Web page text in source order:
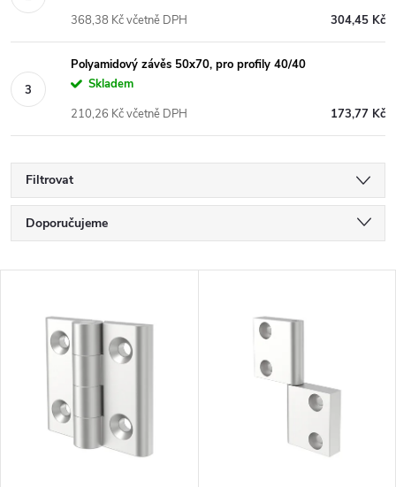
304,45 Kč
368,38 Kč včetně DPH
Polyamidový závěs 50x70, pro profily 40/40
Skladem
173,77 Kč
210,26 Kč včetně DPH
Filtrovat
Ř
a
Doporučujeme
Nejprodávanější